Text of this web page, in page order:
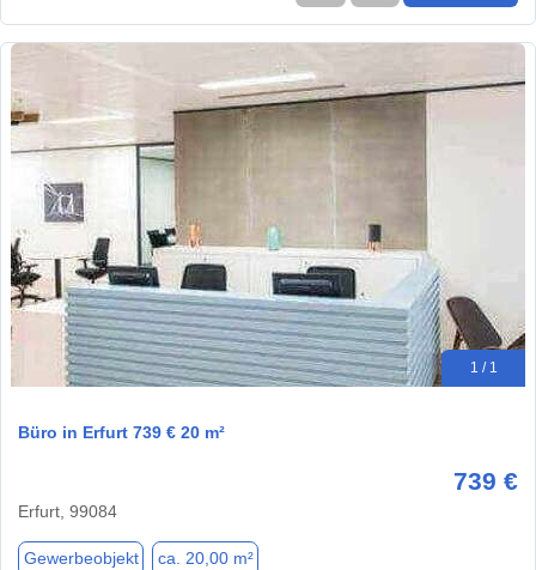
1 / 1
Büro in Erfurt 739 € 20 m²
739 €
Erfurt, 99084
Gewerbeobjekt ca. 20,00 m²